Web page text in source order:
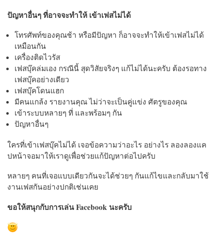
ปัญหาอื่นๆ ที่อาจจะทำให้ เข้าเฟสไม่ได้
โทรศัพท์ของคุณช้า หรือมีปัญหา ก็อาจจะทำให้เข้าเฟสไม่ได้
เหมือนกัน
เครื่องติดไวรัส
เฟสบุ๊คล่มเอง กรณีนี้ สุดวิสัยจริงๆ แก้ไม่ได้นะครับ ต้องรอทาง
เฟสบุ๊คอย่างเดียว
เฟสบุ๊คโดนแฮก
มีคนแกล้ง รายงานคุณ ไม่ว่าจะเป็นคู่แข่ง ศัตรูของคุณ
เข้าระบบหลายๆ ที่ และพร้อมๆ กัน
ปัญหาอื่นๆ
ใครที่เข้าเฟสบุ๊คไม่ได้ เจอข้อความว่าอะไร อย่างไร ลองลองแค
ปหน้าจอมาให้เราดูเพื่อช่วยแก้ปัญหาต่อไปครับ
หลายๆ คนที่เจอแบบเดียวกันจะได้ช่วยๆ กันแก้ไขและกลับมาใช้
งานเฟสกันอย่างปกติเช่นเคย
ขอให้สนุกกับการเล่น Facebook นะครับ